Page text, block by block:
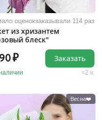
оценокзаказывали 114 раз
из хризантем
блеск"
2 ч.
Заказать
Весна❤️